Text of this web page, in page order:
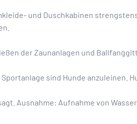
und Duschkabinen
der Zaunanlagen und
sind Hunde anzuleinen.
Ausnahme: Aufnahme von